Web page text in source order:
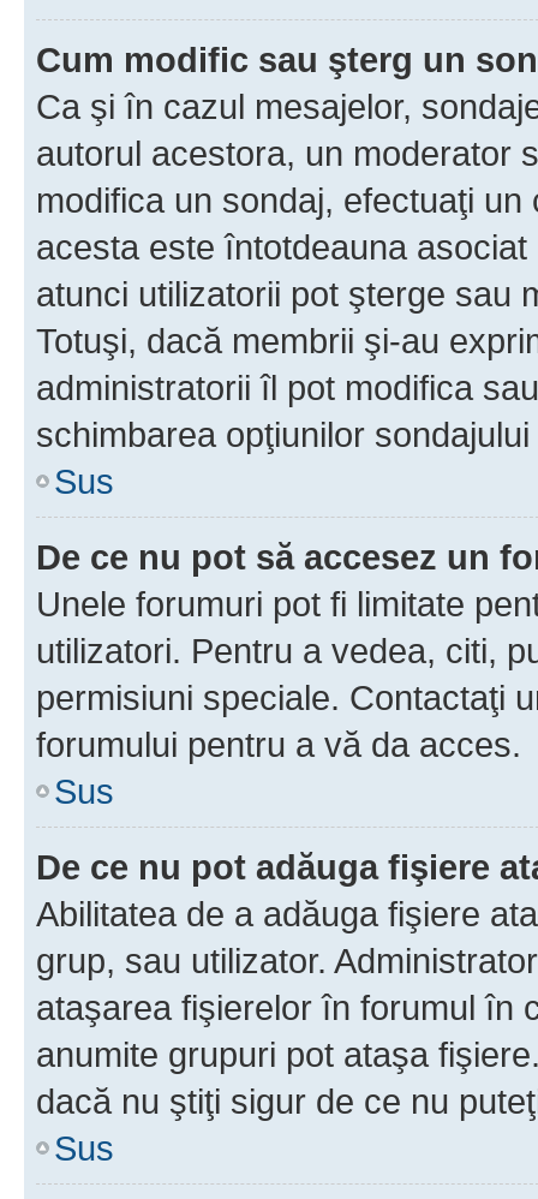
Cum modific sau şterg un
Ca şi în cazul mesajelor,
autorul acestora, un moderator
modifica un sondaj, efectuaţi
acesta este întotdeauna
atunci utilizatorii pot şterge sau
Totuşi, dacă membrii şi-au
administratorii îl pot modifica
schimbarea opţiunilor
Sus
De ce nu pot să accesez un
Unele forumuri pot fi limitate
utilizatori. Pentru a vedea, citi,
permisiuni speciale. Contactaţi
forumului pentru a vă da acces.
Sus
De ce nu pot adăuga fişiere
Abilitatea de a adăuga fişiere
grup, sau utilizator.
ataşarea fişierelor în forumul în
anumite grupuri pot ataşa
dacă nu ştiţi sigur de ce nu
Sus